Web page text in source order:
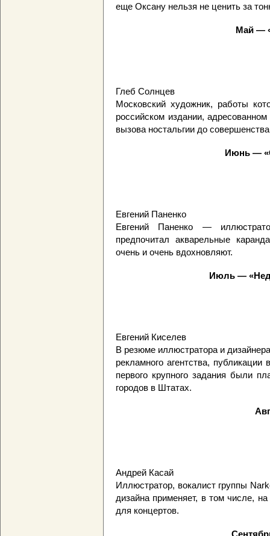
еще Оксану нельзя не ценить за
Май —
Глеб Солнцев
Московский художник, работы
российском издании,
вызова ностальгии до
Июнь —
Евгений Паненко
Евгений Паненко —
предпочитал акварельные
очень и очень вдохновляют.
Июль —
Евгений Киселев
В резюме иллюстратора и
рекламного агентства,
первого крупного задания были
городов в Штатах.
Андрей Касай
Иллюстратор, вокалист группы
дизайна применяет, в том числе,
для концертов.